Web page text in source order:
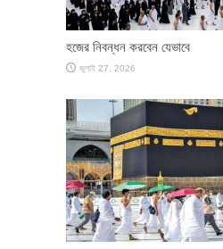
হজের নিবন্ধন করবেন যেভাবে
জুলাই 27, 2026